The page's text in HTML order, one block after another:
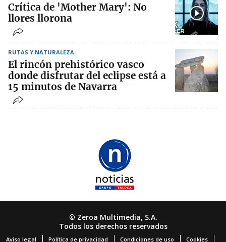
Crítica de 'Mother Mary': No
llores llorona
RUTAS Y NATURALEZA
El rincón prehistórico vasco
donde disfrutar del eclipse está a
15 minutos de Navarra
© Zeroa Multimedia, S.A.
Todos los derechos reservados
Aviso legal Política de privacidad Condiciones de uso Cookies